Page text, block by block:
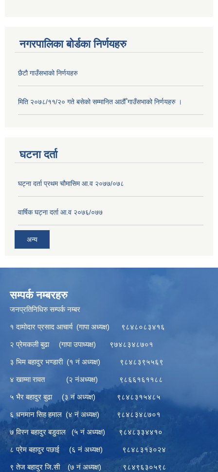
नगरपालिका बोर्डका निर्णयहरु
छैटौ गाउँसभाको निर्णयहरु
मिति २०७८/११/२० गते बसेको सम्मानित आठौँ गाउँसभाको निर्णयहरु ।
घटना दर्ता
घट्ना दर्ता प्रथम चौमासिम आ.व २०७७/०७८
वार्षिक घट्ना दर्ता आ.व २०७६/०७७
अन्य
सम्पर्क नम्बरहरु
जनप्रतिनिधिरु सम्पर्क नम्बर
१ दामोदार प्रसाद आचार्य (गापा अध्यक्ष) ९८४८०८३४१६
२ प्रेमकली बुढा (गापा उपाध्यक्ष) ९७४८३४८७०१
३ भिम बहादुर भण्डारी (१ नं अध्यक्ष) ९८४८३९५५६९
४ खाम्मा रावत (२ नंअध्यक्ष) ९८६६१६११८८
५ भैर बहादुर बुढा (३ नं अध्यक्ष) ९८४८३१५४८५
६ धनमान सिह हमाल (४ नं अध्यक्ष) ९८४८३४८७०१
७ विस्न बहादुर बडुवाल (५ नं अध्यक्ष) ९८४८३३४४१०
८ प्रेम बहादुर पछाई (६ नं अध्यक्ष) ९८४८३१३०२४
९ तेज बहादुर जि.सी (७ नं अध्यक्ष) ९८४९६३०५९८